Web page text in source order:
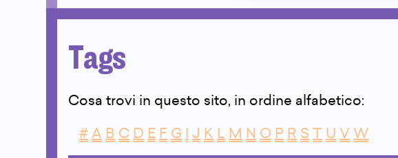
Tags
Cosa trovi in questo sito, in ordine alfabetico:
# A B C D E F G J K L M N O P R S U V W